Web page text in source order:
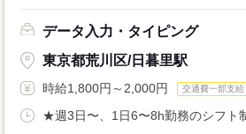
データ入力・タイピング
東京都荒川区/日暮里駅
時給1,800円～2,000円 交通費一部支給
★週3日〜、1日6〜8h勤務のシフト